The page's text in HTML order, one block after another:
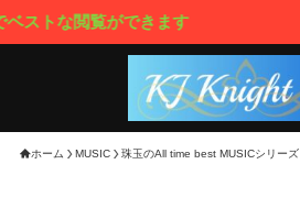
閲覧ができます
ホーム MUSIC 珠玉のAll time best MUSICシリーズ